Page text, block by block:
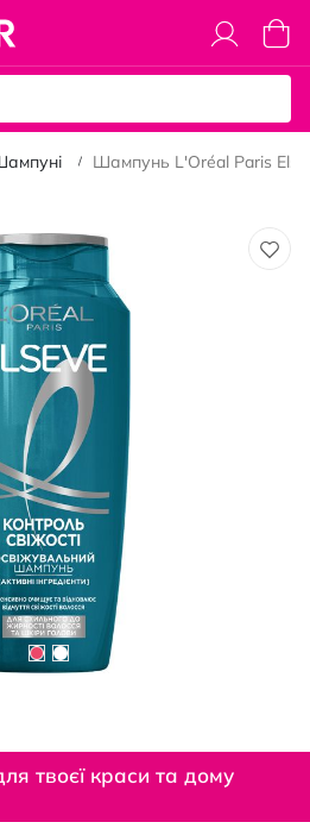
Кошик
Шампунь L'Oréal Paris
твоєї краси та дому